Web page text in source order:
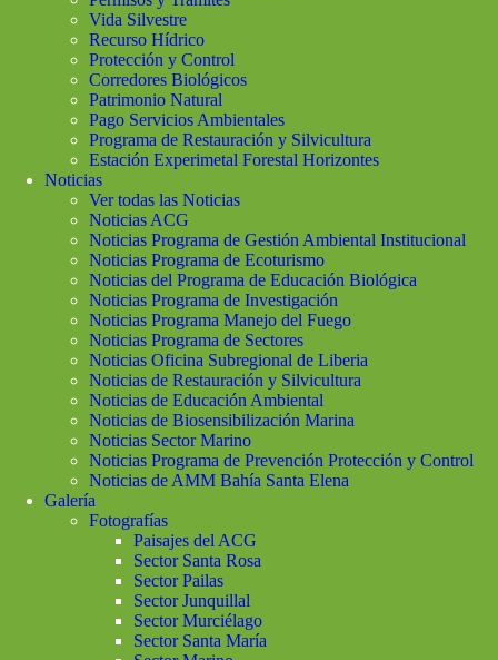
Vida Silvestre
Recurso Hídrico
Protección y Control
Corredores Biológicos
Patrimonio Natural
Pago Servicios Ambientales
Programa de Restauración y Silvicultura
Estación Experimetal Forestal Horizontes
Noticias
Ver todas las Noticias
Noticias ACG
Noticias Programa de Gestión Ambiental Institucional
Noticias Programa de Ecoturismo
Noticias del Programa de Educación Biológica
Noticias Programa de Investigación
Noticias Programa Manejo del Fuego
Noticias Programa de Sectores
Noticias Oficina Subregional de Liberia
Noticias de Restauración y Silvicultura
Noticias de Educación Ambiental
Noticias de Biosensibilización Marina
Noticias Sector Marino
Noticias Programa de Prevención Protección y Control
Noticias de AMM Bahía Santa Elena
Galería
Fotografías
Paisajes del ACG
Sector Santa Rosa
Sector Pailas
Sector Junquillal
Sector Murciélago
Sector Santa María